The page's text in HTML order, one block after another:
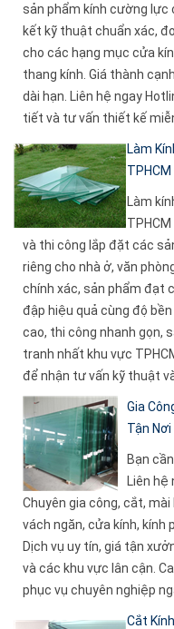
sản phẩm kính cường lực
kết kỹ thuật chuẩn xác,
cho các hạng mục cửa
thang kính. Giá thành
dài hạn. Liên hệ ngay
tiết và tư vấn thiết kế
Làm
Làm
và thi công lắp đặt các
riêng cho nhà ở, văn
chính xác, sản phẩm đạt
đập hiệu quả cùng độ
cao, thi công nhanh gọn,
tranh nhất khu vực
để nhận tư vấn kỹ thuật
Gia
Tận
Bạn
Liên hệ
Chuyên gia công, cắt,
vách ngăn, cửa kính, kính
Dịch vụ uy tín, giá tận
và các khu vực lân cận.
phục vụ chuyên nghiệp
Cắt